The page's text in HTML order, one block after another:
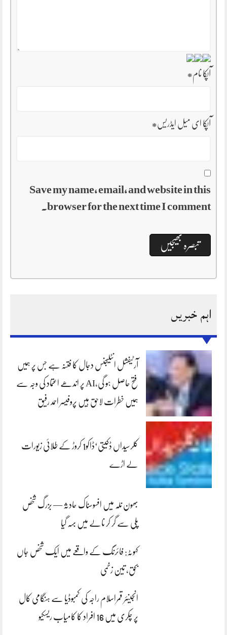
آپکا نام*
آپکا ای میل ایڈریس*
Save my name, email, and website in this
browser for the next time I comment.
اہم خبریں
آرٹیفشل انٹلیجنس دجال کا فتنہ ہے جس پر ہمیں
فتح حاصل ہو گی،AI پر اندھے اعتماد کی وجہ سے
ہمیں خطرات لاحق ہیں پروفیسر احمد رفیق
کلرسیداں ڈکیتی‘ڈاکو1 کروڑ کے طلائی زیورات
لے اڑے
بھون نلہ میں افسوسناک حادثہ — بزرگ شخص
پلی سے گر کر نالے میں بہہ گیا
کہوٹہ: فائرنگ کے واقعے میں ایک شخص جاں
بحق، تین زخمی
انجینئر قمراسلام راجہ کی کمبوڈیا سے ہنگامی کال
پر چکری میں 16 افراد کا کامیاب ریسکیو